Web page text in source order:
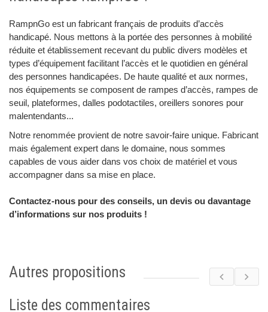
RampnGo est un fabricant français de produits d’accès
handicapé. Nous mettons à la portée des personnes à mobilité
réduite et établissement recevant du public divers modèles et
types d’équipement facilitant l’accès et le quotidien en général
des personnes handicapées. De haute qualité et aux normes,
nos équipements se composent de rampes d’accès, rampes de
seuil, plateformes, dalles podotactiles, oreillers sonores pour
malentendants...
Notre renommée provient de notre savoir-faire unique. Fabricant
mais également expert dans le domaine, nous sommes
capables de vous aider dans vos choix de matériel et vous
accompagner dans sa mise en place.
Contactez-nous pour des conseils, un devis ou davantage
d’informations sur nos produits !
Autres propositions
Liste des commentaires